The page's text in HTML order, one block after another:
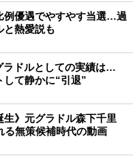
例優遇でやすやす当選…過
と熱愛説も
ラドルとしての実績は…
して静かに“引退”
生》元グラドル森下千里
る無策候補時代の動画